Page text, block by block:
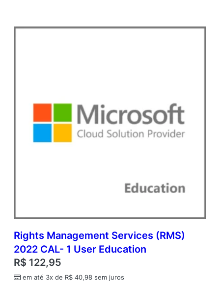
Rights Management Services (RMS)
2022 CAL- 1 User Education
R$ 122,95
em até 3x de R$ 40,98 sem juros